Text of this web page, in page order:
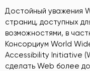
Достойный уважения
страниц, доступных
возможностями, в
Консорциум World
Accessibility Initiative
сделать Web более